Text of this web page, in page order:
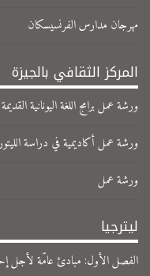
مهرجان مدارس الفرنسيسكان
المركز الثقافي بالجيزة
ورشة عمل برامج اللغة اليونانية القديمة
ورشة عمل أكاديمية في دراسة
ورشة عمل
ليترجيا
الفصل الأول: مبادئ عامّة لأجل